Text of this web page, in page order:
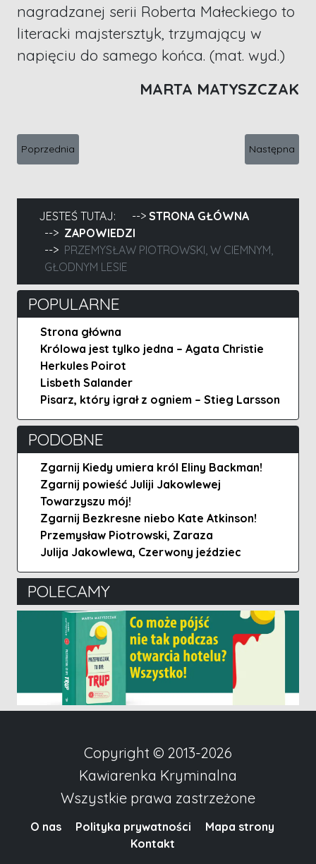
nagradzanej serii Roberta Małeckiego to
literacki majstersztyk, trzymający w
napięciu do samego końca. (mat. wyd.)
MARTA MATYSZCZAK
Poprzednia strona: Maciej Siembieda, Orient
Poprzednia Następna
Następna
JESTEŚ TUTAJ:
STRONA GŁÓWNA
ZAPOWIEDZI
PRZEMYSŁAW PIOTROWSKI, W CIEMNYM,
GŁODNYM LESIE
POPULARNE
Strona główna
Królowa jest tylko jedna – Agata Christie
Herkules Poirot
Lisbeth Salander
Pisarz, który igrał z ogniem – Stieg Larsson
PODOBNE
Zgarnij Kiedy umiera król Eliny Backman!
Zgarnij powieść Juliji Jakowlewej
Towarzyszu mój!
Zgarnij Bezkresne niebo Kate Atkinson!
Przemysław Piotrowski, Zaraza
Julija Jakowlewa, Czerwony jeździec
POLECAMY
Copyright © 2013-2026
Kawiarenka Kryminalna
Wszystkie prawa zastrzeżone
O nas Polityka prywatności
Mapa strony
Kontakt